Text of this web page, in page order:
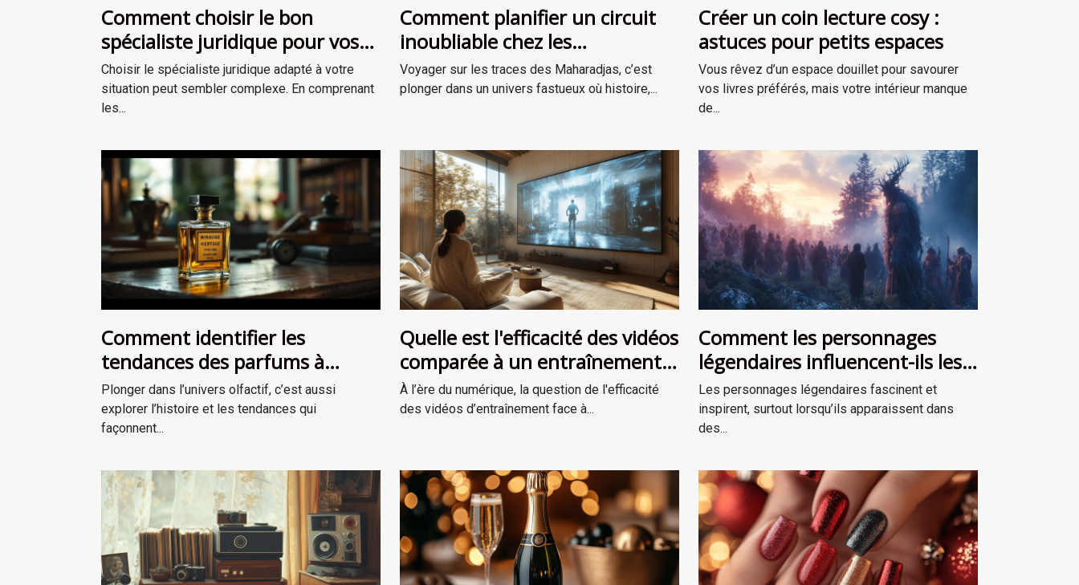
Comment choisir le bon
spécialiste juridique pour vos
besoins ?
Choisir le spécialiste juridique adapté à votre
situation peut sembler complexe. En comprenant
les...
Comment planifier un circuit
inoubliable chez les
Maharadjas ?
Voyager sur les traces des Maharadjas, c’est
plonger dans un univers fastueux où histoire,...
Créer un coin lecture cosy :
astuces pour petits espaces
Vous rêvez d’un espace douillet pour savourer
vos livres préférés, mais votre intérieur manque
de...
Comment identifier les
tendances des parfums à
travers les époques ?
Plonger dans l’univers olfactif, c’est aussi
explorer l’histoire et les tendances qui
façonnent...
Quelle est l'efficacité des vidéos
comparée à un entraînement
en personne ?
À l’ère du numérique, la question de l'efficacité
des vidéos d’entraînement face à...
Comment les personnages
légendaires influencent-ils les
récits de survie ?
Les personnages légendaires fascinent et
inspirent, surtout lorsqu’ils apparaissent dans
des...